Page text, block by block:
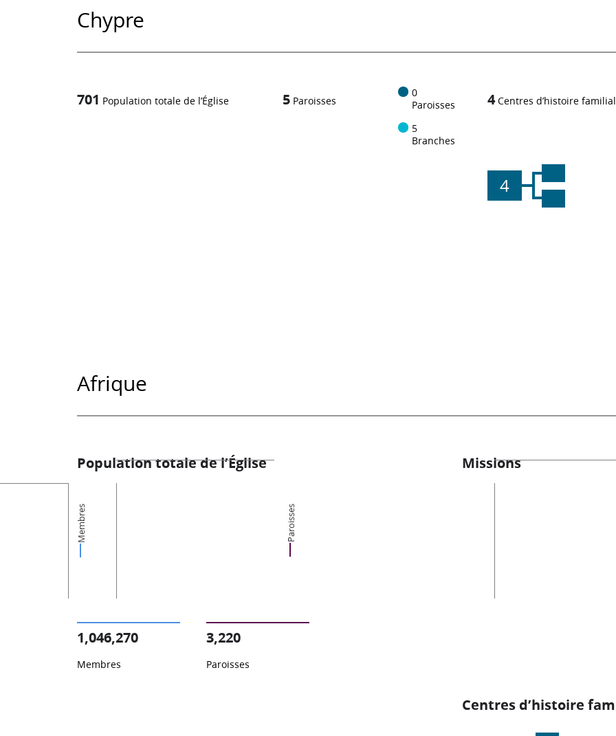
Chypre
701 Population totale de l’Église 5 Paroisses
0
Paroisses
5
Branches
4 Centres d’histoire
4
Afrique
Population totale de l’Église
Membres Paroisses
1,046,270
Membres
3,220
Paroisses
Missions
Centres d’histoire